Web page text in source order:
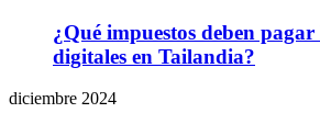
¿Qué impuestos deben
digitales en Tailandia?
diciembre 2024